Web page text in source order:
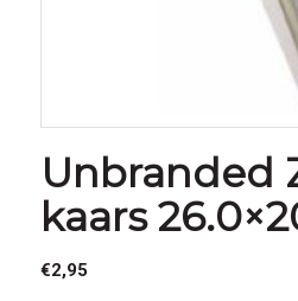
Unbranded
kaars
€2,95